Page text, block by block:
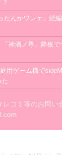
たんかワレェ」続
「神酒ノ尊」降板
用ゲーム機で
た
レコミ等のお問い